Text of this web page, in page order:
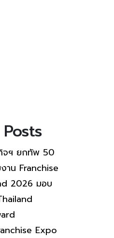
ฯ ยกทัพ 50
าน Franchise
2026 มอบ
Expo